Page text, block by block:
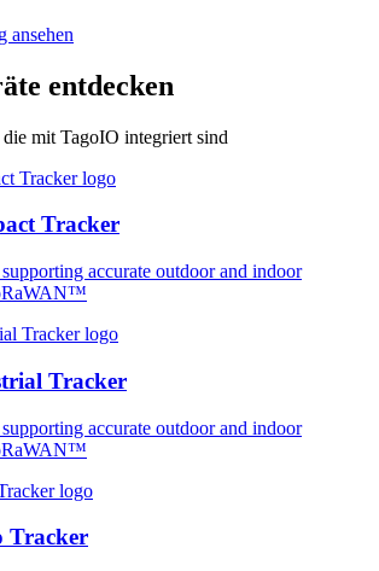
ansehen
entdecken
mit TagoIO integriert sind
Tracker
accurate outdoor and indoor
Tracker
accurate outdoor and indoor
Tracker